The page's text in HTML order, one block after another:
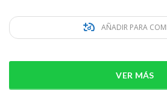
AÑADIR PARA
VER MÁS